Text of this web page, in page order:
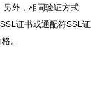
另外，相同验证方式
证书或通配符SSL证
。